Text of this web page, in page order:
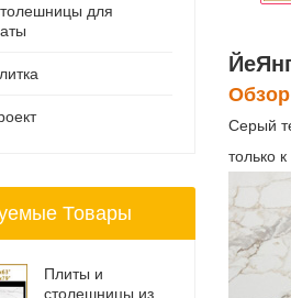
Серый
только
для
Товары
Плиты и
столешницы из